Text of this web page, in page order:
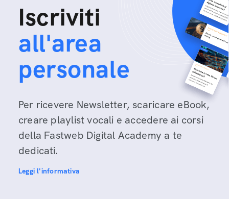
Iscriviti
all'area
personale
Per ricevere Newsletter, scaricare eBook,
creare playlist vocali e accedere ai corsi
della Fastweb Digital Academy a te
dedicati.
Leggi l'informativa